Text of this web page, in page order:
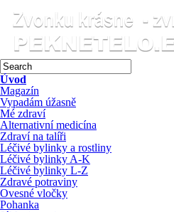
Úvod
Magazín
Vypadám úžasně
Mé zdraví
Alternativní medicína
Zdraví na talíři
Léčivé bylinky a rostliny
Léčivé bylinky A-K
Léčivé bylinky L-Z
Zdravé potraviny
Ovesné vločky
Pohanka